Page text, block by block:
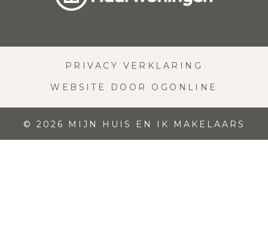
PRIVACY VERKLARING
WEBSITE DOOR OGONLINE
© 2026 MIJN HUIS EN IK MAKELAARS